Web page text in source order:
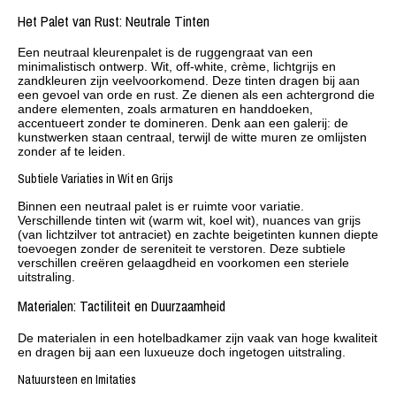
Het Palet van Rust: Neutrale Tinten
Een neutraal kleurenpalet is de ruggengraat van een
minimalistisch ontwerp. Wit, off-white, crème, lichtgrijs en
zandkleuren zijn veelvoorkomend. Deze tinten dragen bij aan
een gevoel van orde en rust. Ze dienen als een achtergrond die
andere elementen, zoals armaturen en handdoeken,
accentueert zonder te domineren. Denk aan een galerij: de
kunstwerken staan centraal, terwijl de witte muren ze omlijsten
zonder af te leiden.
Subtiele Variaties in Wit en Grijs
Binnen een neutraal palet is er ruimte voor variatie.
Verschillende tinten wit (warm wit, koel wit), nuances van grijs
(van lichtzilver tot antraciet) en zachte beigetinten kunnen diepte
toevoegen zonder de sereniteit te verstoren. Deze subtiele
verschillen creëren gelaagdheid en voorkomen een steriele
uitstraling.
Materialen: Tactiliteit en Duurzaamheid
De materialen in een hotelbadkamer zijn vaak van hoge kwaliteit
en dragen bij aan een luxueuze doch ingetogen uitstraling.
Natuursteen en Imitaties